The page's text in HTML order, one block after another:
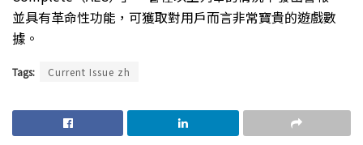
並具有革命性功能，可獲取對用戶而言非常寶貴的遊戲數
據。
Tags: Current Issue zh